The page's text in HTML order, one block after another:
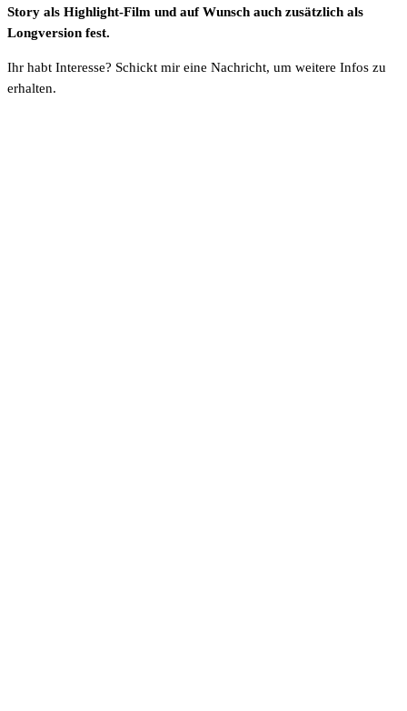
Story als Highlight-Film und auf Wunsch auch zusätzlich als
Longversion fest.
Ihr habt Interesse? Schickt mir eine Nachricht, um weitere Infos zu
erhalten.